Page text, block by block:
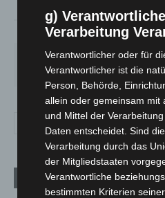
38%
DO.
25°
FR.
25°
SA.
26°
Aktuelle Beiträge
g)
Verarbeitung
Verantwortlicher oder für
Verantwortlicher ist die
Person, Behörde,
allein oder gemeinsam mit
und Mittel der
Daten entscheidet. Sind
Verarbeitung durch das
der Mitgliedstaaten
Verantwortliche
bestimmten Kriterien